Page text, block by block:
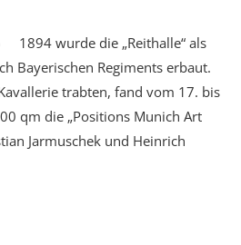
1894 wurde die „Reithalle“ als
Bayerischen Regiments erbaut.
trabten, fand vom 17. bis
qm die „Positions Munich Art
Jarmuschek und Heinrich